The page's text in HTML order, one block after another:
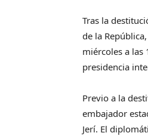
Tras la
de la
miércoles a
presidencia
Previo a la
embajador
Jerí. El